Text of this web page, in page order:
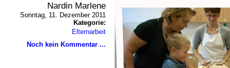
Nardin Marlene
Sonntag, 11. Dezember 2011
Kategorie:
Elternarbeit
Noch kein Kommentar ...